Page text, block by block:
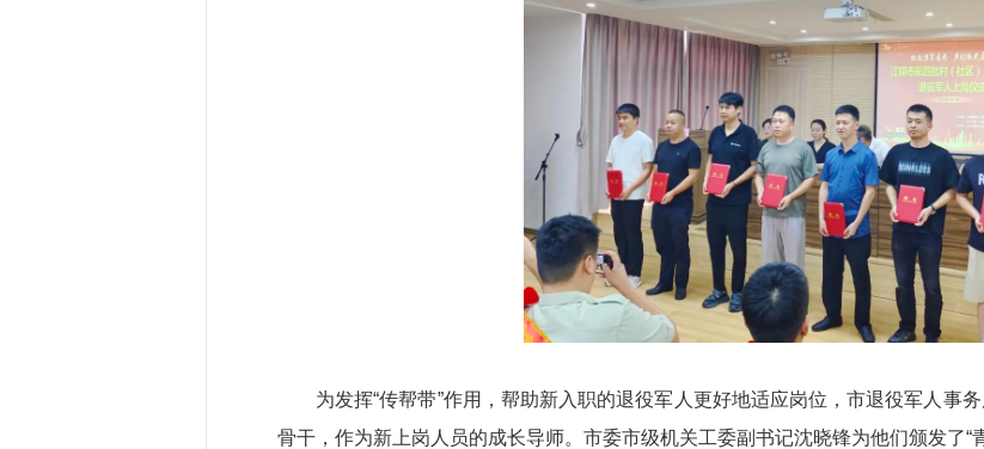
为发挥“传帮带”作用，帮助新入职的退役军人更好地适应岗位，市退役军人事
骨干，作为新上岗人员的成长导师。市委市级机关工委副书记沈晓锋为他们颁发了“